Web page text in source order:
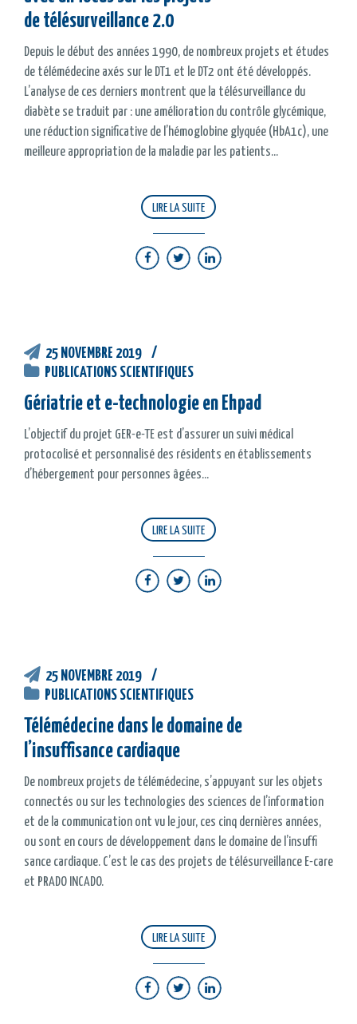
de télésurveillance 2.0
Depuis le début des années 1990, de nombreux projets et études
de télémédecine axés sur le DT1 et le DT2 ont été développés.
L’analyse de ces derniers montrent que la télésurveillance du
diabète se traduit par : une amélioration du contrôle glycémique,
une réduction significative de l’hémoglobine glyquée (HbA1c), une
meilleure appropriation de la maladie par les patients...
LIRE LA SUITE
25 NOVEMBRE 2019
PUBLICATIONS SCIENTIFIQUES
Gériatrie et e-technologie en Ehpad
L’objectif du projet GER-e-TE est d’assurer un suivi médical
protocolisé et personnalisé des résidents en établissements
d’hébergement pour personnes âgées...
LIRE LA SUITE
25 NOVEMBRE 2019
PUBLICATIONS SCIENTIFIQUES
Télémédecine dans le domaine de
l’insufﬁsance cardiaque
De nombreux projets de télémédecine, s’appuyant sur les objets
connectés ou sur les technologies des sciences de l’information
et de la communication ont vu le jour, ces cinq dernières années,
ou sont en cours de développement dans le domaine de l’insufﬁ
sance cardiaque. C’est le cas des projets de télésurveillance E-care
et PRADO INCADO.
LIRE LA SUITE